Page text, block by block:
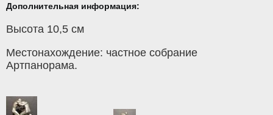
Дополнительная информация:
Высота 10,5 см
Местонахождение: частное собрание
Артпанорама.